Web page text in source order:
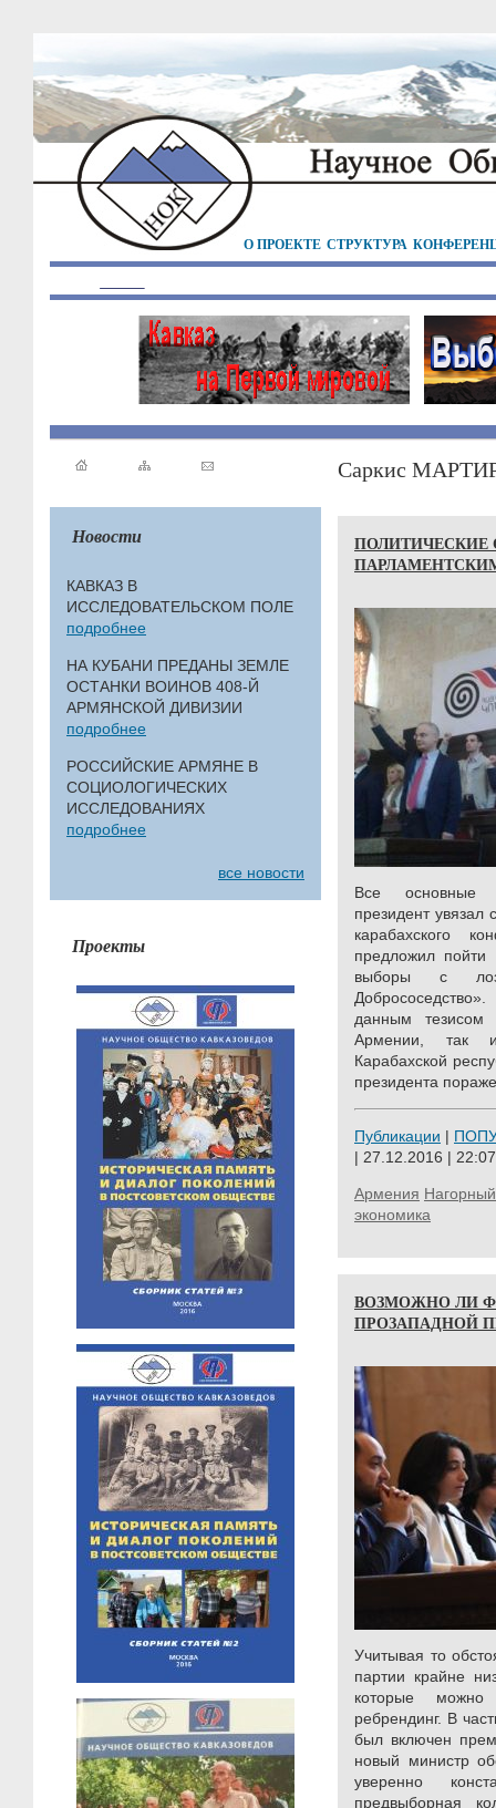
О ПРОЕКТЕ СТРУКТУРА
Новости
КАВКАЗ В
ИССЛЕДОВАТЕЛЬСКОМ ПОЛЕ
подробнее
НА КУБАНИ ПРЕДАНЫ ЗЕМЛЕ
ОСТАНКИ ВОИНОВ 408-Й
АРМЯНСКОЙ ДИВИЗИИ
подробнее
РОССИЙСКИЕ АРМЯНЕ В
СОЦИОЛОГИЧЕСКИХ
ИССЛЕДОВАНИЯХ
подробнее
все новости
Проекты
Саркис
Все основные
президент увязал
карабахского
предложил пойти
выборы с
данным тезисом
Армении, так
Карабахской
президента
Публикации |
| 27.12.2016 | 22:07
Армения
экономика
ВОЗМОЖНО ЛИ
ПРОЗАПАДНОЙ
Учитывая то
партии крайне
которые можно
ребрендинг. В
был включен
новый министр
уверенно
предвыборная